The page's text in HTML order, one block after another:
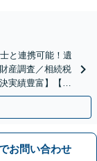
と連携可能！遺
産調査／相続税
実績豊富】【電
お問い合わせ